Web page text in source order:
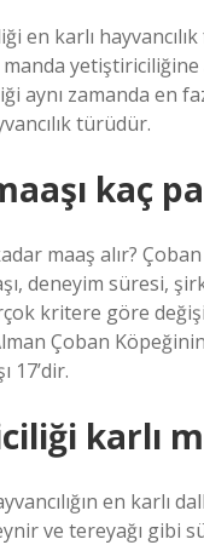
en karlı
manda yetiştiriciliğine
aynı zamanda en
türüdür.
kaç
maaş alır?
deneyim süresi,
kritere göre
Çoban
17’dir.
karlı
en karlı
ve tereyağı gibi